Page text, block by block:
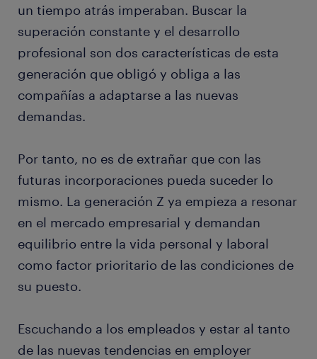
un tiempo atrás imperaban. Buscar la
superación constante y el desarrollo
profesional son dos características de esta
generación que obligó y obliga a las
compañías a adaptarse a las nuevas
demandas.
Por tanto, no es de extrañar que con las
futuras incorporaciones pueda suceder lo
mismo. La generación Z ya empieza a resonar
en el mercado empresarial y demandan
equilibrio entre la vida personal y laboral
como factor prioritario de las condiciones de
su puesto.
Escuchando a los empleados y estar al tanto
de las nuevas tendencias en employer